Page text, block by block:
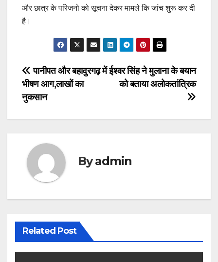
और छात्र के परिजनो को सूचना देकर मामले कि जांच शुरू कर दी
है।
Post
navigation
ईश्वर सिंह ने मुलाना के बयान
को बताया अलोकतांत्रिक
पानीपत और बहादुरगढ़ में
भीषण आग,लाखों का
नुकसान
Byadmin
Related Post